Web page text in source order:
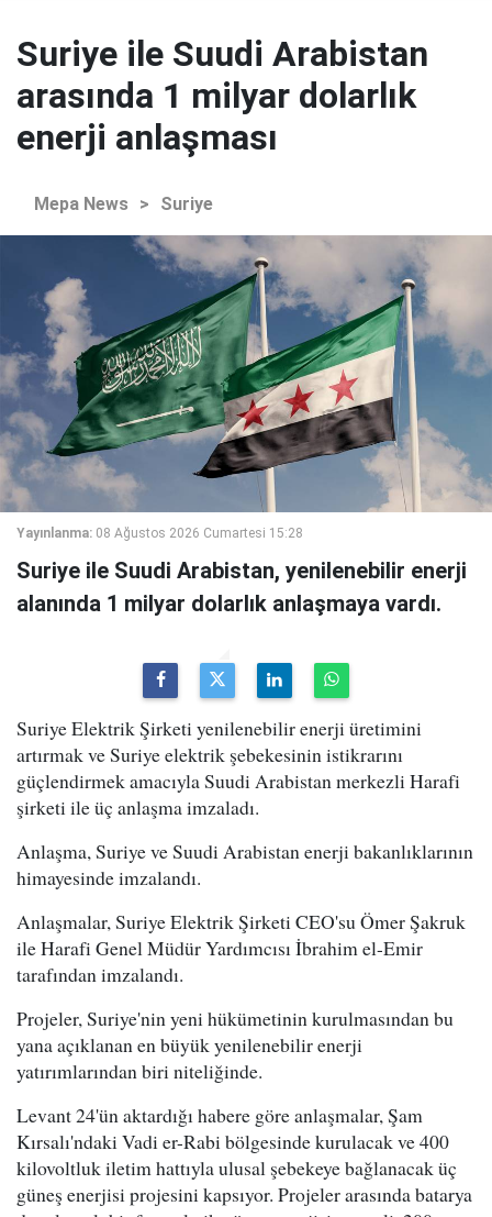
Suriye ile Suudi Arabistan
arasında 1 milyar dolarlık
enerji anlaşması
Mepa News > Suriye
Yayınlanma: 08 Ağustos 2026 Cumartesi 15:28
Suriye ile Suudi Arabistan, yenilenebilir enerji
alanında 1 milyar dolarlık anlaşmaya vardı.
Suriye Elektrik Şirketi yenilenebilir enerji üretimini
artırmak ve Suriye elektrik şebekesinin istikrarını
güçlendirmek amacıyla Suudi Arabistan merkezli Harafi
şirketi ile üç anlaşma imzaladı.
Anlaşma, Suriye ve Suudi Arabistan enerji bakanlıklarının
himayesinde imzalandı.
Anlaşmalar, Suriye Elektrik Şirketi CEO'su Ömer Şakruk
ile Harafi Genel Müdür Yardımcısı İbrahim el-Emir
tarafından imzalandı.
Projeler, Suriye'nin yeni hükümetinin kurulmasından bu
yana açıklanan en büyük yenilenebilir enerji
yatırımlarından biri niteliğinde.
Levant 24'ün aktardığı habere göre anlaşmalar, Şam
Kırsalı'ndaki Vadi er-Rabi bölgesinde kurulacak ve 400
kilovoltluk iletim hattıyla ulusal şebekeye bağlanacak üç
güneş enerjisi projesini kapsıyor. Projeler arasında batarya